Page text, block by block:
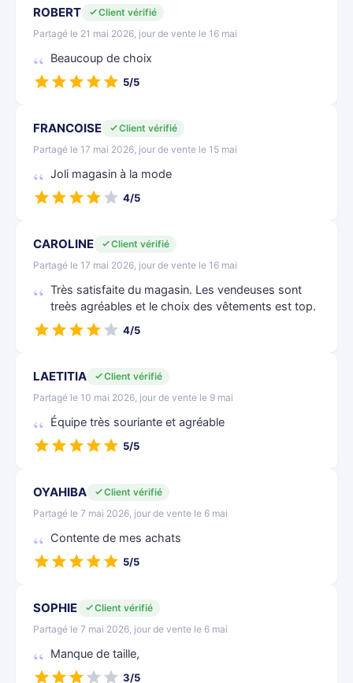
ROBERT
Client vérifié
Partagé le 21 mai 2026, jour de vente le 16 mai
Beaucoup de choix
5/5
FRANCOISE
Client vérifié
Partagé le 17 mai 2026, jour de vente le 15 mai
Joli magasin à la mode
4/5
CAROLINE
Client vérifié
Partagé le 17 mai 2026, jour de vente le 16 mai
Très satisfaite du magasin. Les vendeuses sont
treès agréables et le choix des vêtements est top.
4/5
LAETITIA
Client vérifié
Partagé le 10 mai 2026, jour de vente le 9 mai
Équipe très souriante et agréable
5/5
OYAHIBA
Client vérifié
Partagé le 7 mai 2026, jour de vente le 6 mai
Contente de mes achats
5/5
SOPHIE
Client vérifié
Partagé le 7 mai 2026, jour de vente le 6 mai
Manque de taille,
3/5